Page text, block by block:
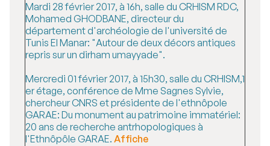
Mardi 28 février 2017, à 16h, salle du CRHISM RDC,
Mohamed GHODBANE, directeur du
département d'archéologie de l'université de
Tunis El Manar: "Autour de deux décors antiques
repris sur un dirham umayyade".
Mercredi 01 février 2017, à 15h30, salle du CRHISM,1
er étage, conférence de Mme Sagnes Sylvie,
chercheur CNRS et présidente de l'ethnôpole
GARAE: Du monument au patrimoine immatériel:
20 ans de recherche antrhopologiques à
l'Ethnôpôle GARAE. Affiche